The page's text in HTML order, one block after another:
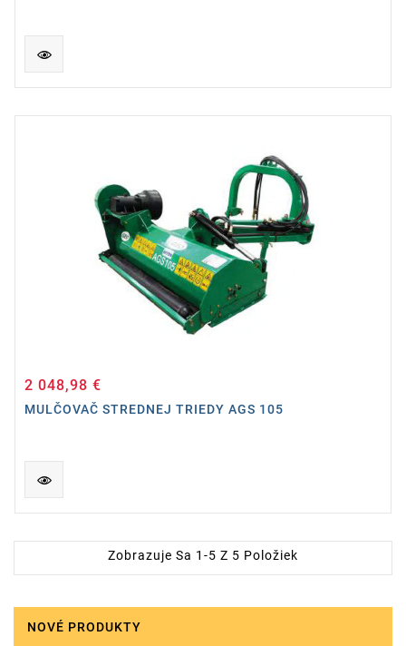
2 048,98 €
MULČOVAČ STREDNEJ TRIEDY AGS 105
Zobrazuje Sa 1-5 Z 5 Položiek
NOVÉ PRODUKTY